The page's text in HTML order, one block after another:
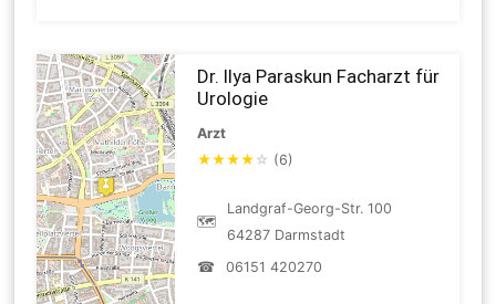
Dr. Ilya Paraskun Facharzt für
Urologie
Arzt
★★★★ ☆ (6)
🗺
Landgraf-Georg-Str. 100
64287 Darmstadt
☎
06151 420270